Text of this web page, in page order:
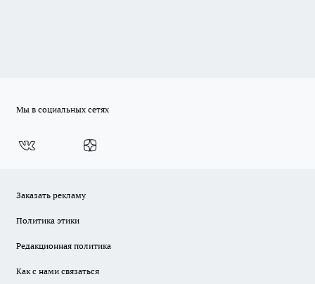
Мы в социальных сетях
Заказать рекламу
Политика этики
Редакционная политика
Как с нами связаться